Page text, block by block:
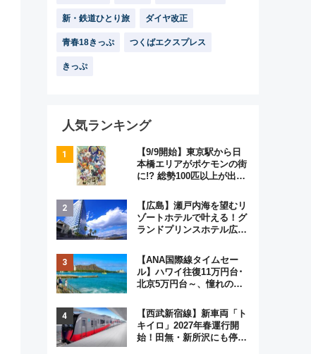
新・鉄道ひとり旅 ダイヤ改正
青春18きっぷ つくばエクスプレス
きっぷ
人気ランキング
【9/9開始】東京駅から日
本橋エリアがポケモンの街
に!? 総勢100匹以上が出現
格謎解き・グッズ情報まと
め
【広島】瀬戸内海を望むリ
ゾートホテルで叶える！グ
ランドプリンスホテル広島
ジュアルパーティープラン
【ANA国際線タイムセー
ル】ハワイ往復11万円台･
北京5万円台～、憧れのビ
GW旅行まで狙える激アツ
路線まとめ（8/10まで）
【西武新宿線】新車両「ト
キイロ」2027年春運行開
始！田無・新所沢にも停